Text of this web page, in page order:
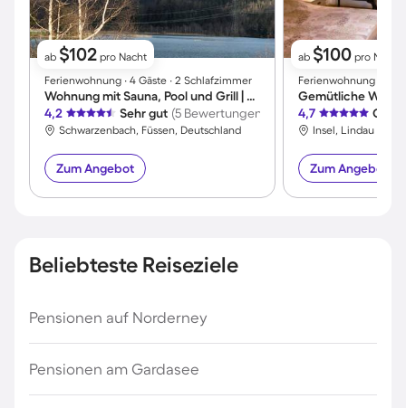
ab $102 pro Nacht
Ferienwohnung ∙ 4 Gäste ∙ 2 Schlafzimmer
Wohnung mit Sauna, Pool und Grill | Bergblick
4,2
Sehr gut (5 Bewertungen)
Schwarzenbach, Füssen, Deutschland
Zum Angebot
ab $100 pro Nacht
Ferienwohnung ∙ 2
Gemütliche
4,7
Insel, Lindau
Zum Angebot
Beliebteste Reiseziele
Pensionen auf Norderney
Pensionen am Gardasee